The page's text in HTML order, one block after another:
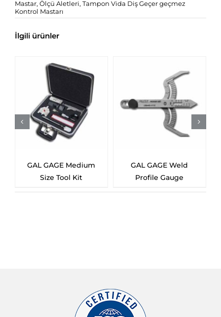
Mastar, Ölçü Aletleri, Tampon Vida Diş Geçer geçmez
Kontrol Mastarı
İlgili ürünler
GAGE Medium
Size Tool Kit
GAL GAGE Weld
Profile Gauge